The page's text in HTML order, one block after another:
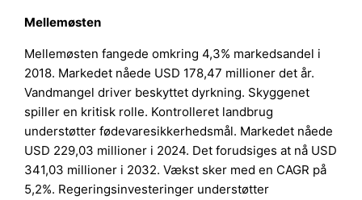
Mellemøsten
Mellemøsten fangede omkring 4,3% markedsandel i
2018. Markedet nåede USD 178,47 millioner det år.
Vandmangel driver beskyttet dyrkning. Skyggenet
spiller en kritisk rolle. Kontrolleret landbrug
understøtter fødevaresikkerhedsmål. Markedet nåede
USD 229,03 millioner i 2024. Det forudsiges at nå USD
341,03 millioner i 2032. Vækst sker med en CAGR på
5,2%. Regeringsinvesteringer understøtter